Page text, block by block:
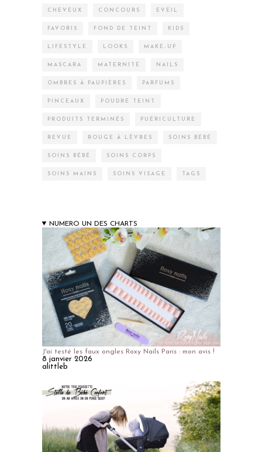
CHEVEUX CONCOURS EVEIL
FAVORIS FOND DE TEINT KIDS
LIFESTYLE LOOKS MAKE-UP
MASCARA MATERNITÉ NAILS
OMBRES À PAUPIÈRES PARFUMS
PINCEAUX POUDRE TEINT
PRODUITS TERMINÉS PUÉRICULTURE
REVUE ROUGE À LÈVRES SOINS BÉBÉ
SOINS BÉBÉ SOINS CORPS
SOINS MAINS SOINS VISAGE TAGS
NUMERO UN DES CHARTS
J'ai testé les faux ongles Roxy Nails Paris : mon avis !
8 janvier 2026
alittleb